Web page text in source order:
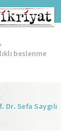
beslenme
Dr. Sefa Saygılı